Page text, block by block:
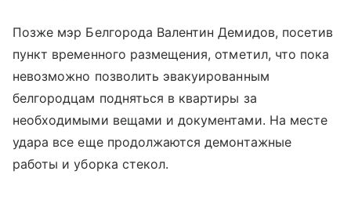
Позже мэр Белгорода Валентин Демидов, посетив
пункт временного размещения, отметил, что пока
невозможно позволить эвакуированным
белгородцам подняться в квартиры за
необходимыми вещами и документами. На месте
удара все еще продолжаются демонтажные
работы и уборка стекол.